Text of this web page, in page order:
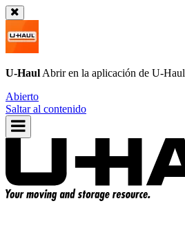
U-Haul Abrir en la aplicación de U-Haul
Abierto
Saltar al contenido